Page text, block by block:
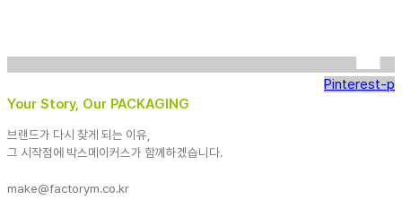
Pinterest-p
Your Story, Our PACKAGING
브랜드가 다시 찾게 되는 이유,
그 시작점에 박스메이커스가 함께하겠습니다.
make@factorym.co.kr